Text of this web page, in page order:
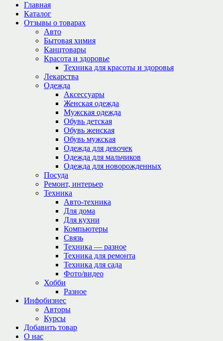
Главная
Каталог
Отзывы о товарах
Авто
Бытовая химия
Канцтовары
Красота и здоровье
Техника для красоты и здоровья
Лекарства
Одежда
Аксессуары
Женская одежда
Мужская одежда
Обувь детская
Обувь женская
Обувь мужская
Одежда для девочек
Одежда для мальчиков
Одежда для новорожденных
Посуда
Ремонт, интерьер
Техника
Авто-техника
Для дома
Для кухни
Компьютеры
Связь
Техника — разное
Техника для ремонта
Техника для сада
Фото/видео
Хобби
Разное
Инфобизнес
Авторы
Курсы
Добавить товар
О нас